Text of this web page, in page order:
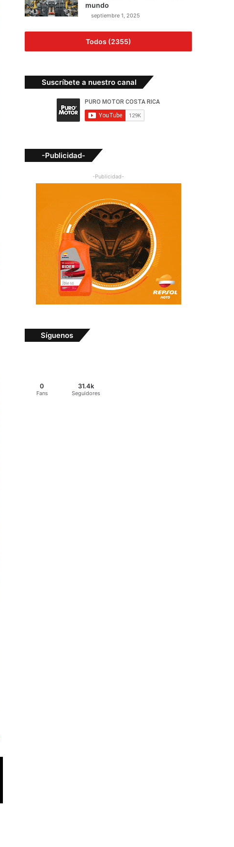
mundo
septiembre 1, 2025
Todos (2355)
Suscríbete a nuestro canal
-Publicidad-
-Publicidad-
Síguenos
0
Fans
31.4k
Seguidores